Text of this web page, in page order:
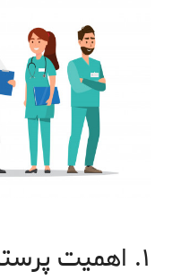
۱. اهمیت پرستاری در منزل